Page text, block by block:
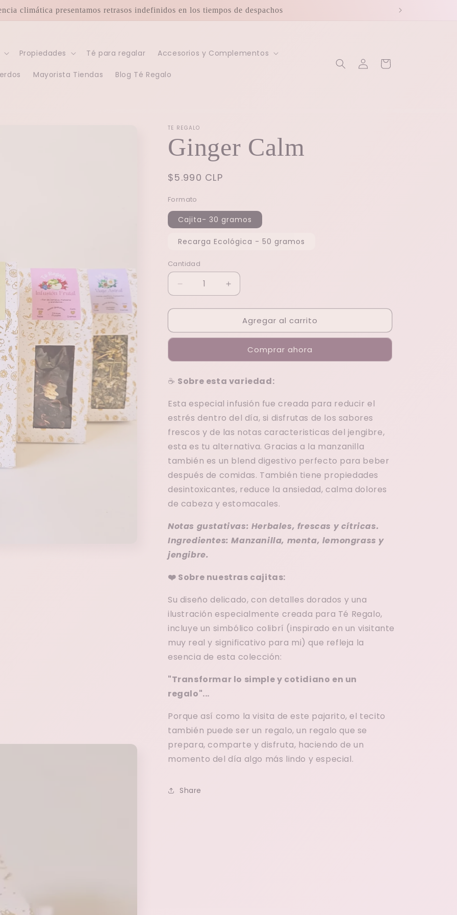
climática presentamos retrasos indefinidos en los tiempos de despachos
Propiedades Té para regalar Accesorios y Complementos
Mayorista Tiendas Blog Té Regalo
Iniciar
sesión
Carrito
TE REGALO
Ginger Calm
Precio
$5.990 CLP
Formato
Cajita- 30 gramos
Recarga Ecológica - 50 gramos
Cantidad
Reducir
cantidad
para
Calm
Aumentar
cantidad
para
Ginger
Calm
Agregar al carrito
Comprar ahora
☕ Sobre esta variedad:
Esta especial infusión fue creada para reducir el
estrés dentro del día, si disfrutas de los sabores
frescos y de las notas caracteristicas del jengibre,
esta es tu alternativa. Gracias a la manzanilla
también es un blend digestivo perfecto para beber
después de comidas. También tiene propiedades
desintoxicantes, reduce la ansiedad, calma dolores
de cabeza y estomacales.
Notas gustativas: Herbales, frescas y cítricas.
Ingredientes: Manzanilla, menta, lemongrass y
jengibre.
❤️ Sobre nuestras cajitas:
Su diseño delicado, con detalles dorados y una
ilustración especialmente creada para Té Regalo,
incluye un simbólico colibrí (inspirado en un visitante
muy real y significativo para mi) que refleja la
esencia de esta colección:
"Transformar lo simple y cotidiano en un
regalo"...
Porque así como la visita de este pajarito, el tecito
también puede ser un regalo, un regalo que se
prepara, comparte y disfruta, haciendo de un
momento del día algo más lindo y especial.
Share